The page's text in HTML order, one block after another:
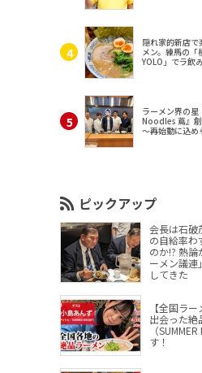
隠れ家的新店で
メン。練馬の「
YOLO」でラ飲
ラーメン界の
Noodles 蔦』創
～再始動に込め
ピックアップ
会長は石破
の自給率わ
のか!? 熱
ーメン議連
してきた
【全国ラ
出会った絶
（
す！